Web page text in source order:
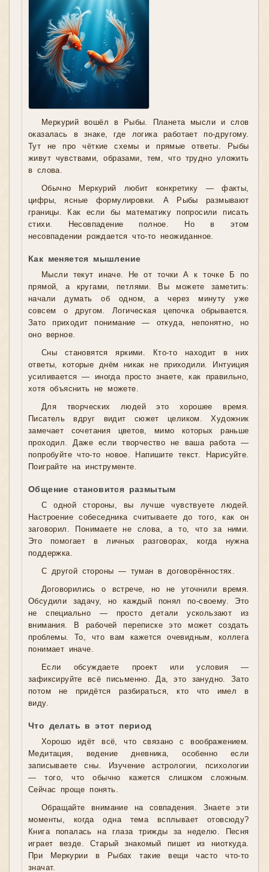
Меркурий вошёл в Рыбы. Планета мысли и слов
оказалась в знаке, где логика работает по-другому.
Тут не про чёткие схемы и прямые ответы. Рыбы
живут чувствами, образами, тем, что трудно уложить
в слова.
Обычно Меркурий любит конкретику — факты,
цифры, ясные формулировки. А Рыбы размывают
границы. Как если бы математику попросили писать
стихи. Несовпадение полное. Но в этом
несовпадении рождается что-то неожиданное.
Как меняется мышление
Мысли текут иначе. Не от точки А к точке Б по
прямой, а кругами, петлями. Вы можете заметить:
начали думать об одном, а через минуту уже
совсем о другом. Логическая цепочка обрывается.
Зато приходит понимание — откуда, непонятно, но
оно верное.
Сны становятся яркими. Кто-то находит в них
ответы, которые днём никак не приходили. Интуиция
усиливается — иногда просто знаете, как правильно,
хотя объяснить не можете.
Для творческих людей это хорошее время.
Писатель вдруг видит сюжет целиком. Художник
замечает сочетания цветов, мимо которых раньше
проходил. Даже если творчество не ваша работа —
попробуйте что-то новое. Напишите текст. Нарисуйте.
Поиграйте на инструменте.
Общение становится размытым
С одной стороны, вы лучше чувствуете людей.
Настроение собеседника считываете до того, как он
заговорил. Понимаете не слова, а то, что за ними.
Это помогает в личных разговорах, когда нужна
поддержка.
С другой стороны — туман в договорённостях.
Договорились о встрече, но не уточнили время.
Обсудили задачу, но каждый понял по-своему. Это
не специально — просто детали ускользают из
внимания. В рабочей переписке это может создать
проблемы. То, что вам кажется очевидным, коллега
понимает иначе.
Если обсуждаете проект или условия —
зафиксируйте всё письменно. Да, это занудно. Зато
потом не придётся разбираться, кто что имел в
виду.
Что делать в этот период
Хорошо идёт всё, что связано с воображением.
Медитация, ведение дневника, особенно если
записываете сны. Изучение астрологии, психологии
— того, что обычно кажется слишком сложным.
Сейчас проще понять.
Обращайте внимание на совпадения. Знаете эти
моменты, когда одна тема всплывает отовсюду?
Книга попалась на глаза трижды за неделю. Песня
играет везде. Старый знакомый пишет из ниоткуда.
При Меркурии в Рыбах такие вещи часто что-то
значат.